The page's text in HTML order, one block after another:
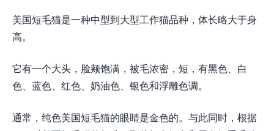
美国短毛猫是一种中型到大型工作猫品种，体长略大于身
高。
它有一个大头，脸颊饱满，被毛浓密，短，有黑色、白
色、蓝色、红色、奶油色、银色和浮雕色调。
通常，纯色美国短毛猫的眼睛是金色的。与此同时，根据